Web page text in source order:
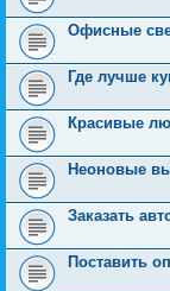
Офисные
Где лучше
Красивые
Неоновые
Заказать
Поставить